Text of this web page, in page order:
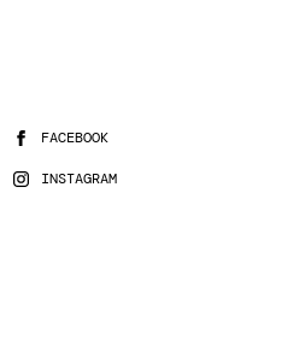
FACEBOOK
INSTAGRAM